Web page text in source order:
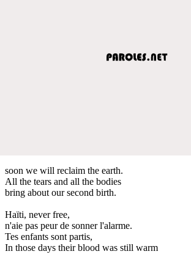
soon we will reclaim the earth.
All the tears and all the bodies
bring about our second birth.
Haïti, never free,
n'aie pas peur de sonner l'alarme.
Tes enfants sont partis,
In those days their blood was still warm